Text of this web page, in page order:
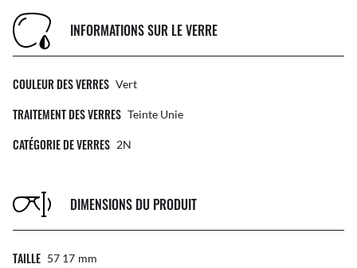
INFORMATIONS SUR LE VERRE
COULEUR DES VERRES Vert
TRAITEMENT DES VERRES Teinte Unie
CATÉGORIE DE VERRES 2N
DIMENSIONS DU PRODUIT
TAILLE 57 17 Mm